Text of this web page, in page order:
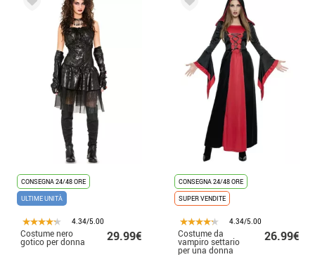
CONSEGNA 24/48 ORE
ULTIME UNITÀ
4.34/5.00
Costume nero
gotico per donna 29.99€
CONSEGNA 24/48 ORE
SUPER VENDITE
4.34/5.00
Costume da
vampiro settario
per una donna
26.99€